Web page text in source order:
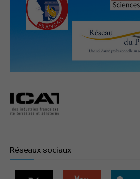
auditeurs
IHEDN
Réseaux sociaux